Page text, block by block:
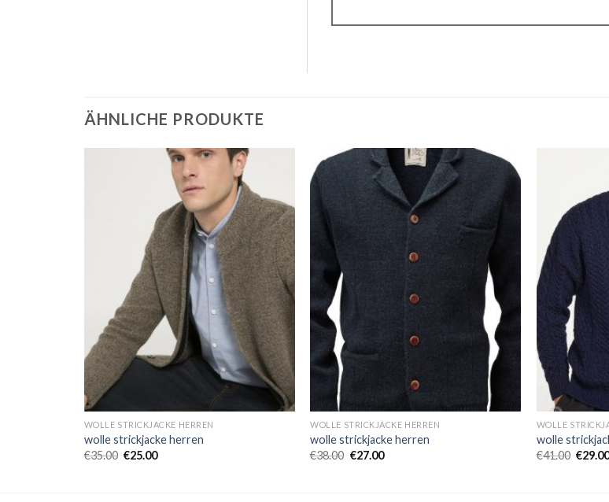
ÄHNLICHE PRODUKTE
WOLLE STRICKJACKE HERREN
wolle strickjacke herren
€35.00 €25.00
WOLLE STRICKJACKE HERREN
wolle strickjacke herren
€38.00 €27.00
WOLLE
wolle
€41.00 €